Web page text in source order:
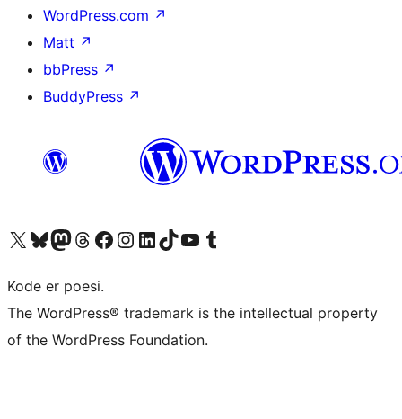
WordPress.com ↗
Matt ↗
bbPress ↗
BuddyPress ↗
Besøg vores X (tidligere Twitter) konto
Besøg vores Bluesky-konto
Besøg vores Mastodon konto
Besøg vores Threads-konto
Besøg vores Facebook sideBesøg vores Instagram konto
Besøg vores LinkedIn konto
Besøg vores TikTok-konto
Besøg vores YouTube-kanalBesøg vores Tumblr-konto
Kode er poesi.
The WordPress® trademark is the intellectual property
of the WordPress Foundation.